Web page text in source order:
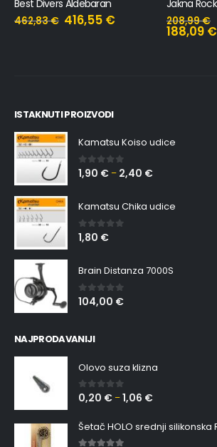
Best Divers Aldebaran
462,83€ 416,55 € 208,99€
188,09 €
ISTAKNUTI PROIZVODI
Kamatsu Koiso udice
0 out of 5
1,90 € – 2,40 €
Kamatsu Chika udice
0 out of 5
1,80 €
Brain Distanza 7000S
0out of 5
104,00 €
NAJPRODAVANIJI
Olovo suza klizna
0 out of 5
0,20 € –1,06 €